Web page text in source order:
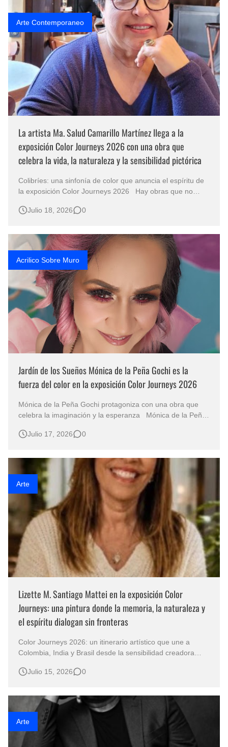
Arte Contemporaneo
La artista Ma. Salud Camarillo Martínez llega a la
exposición Color Journeys 2026 con una obra que
celebra la vida, la naturaleza y la sensibilidad pictórica
Colibríes: una sinfonía de color que anuncia el espíritu de
la exposición Color Journeys 2026 Hay obras que no
Basta una composición equilibrada, un dominio sensible
despertar emociones que p…
Julio 18, 2026 0
Acrilico Sobre Muro
Jardín de los Sueños Mónica de la Peña Gochi es la
fuerza del color en la exposición Color Journeys 2026
Mónica de la Peña Gochi protagoniza con una obra que
celebra la imaginación y la esperanza Mónica de la Peña
desde México hacia India, Brasil y Colombia Hay obras que
transforman el a…
Julio 17, 2026 0
Arte
Lizette M. Santiago Mattei en la exposición Color
Journeys: una pintura donde la memoria, la naturaleza y
el espíritu dialogan sin fronteras
Color Journeys 2026: un itinerario artístico que une a
Colombia, India y Brasil desde la sensibilidad creadora
más sensibles del arte contemporáneo latinoamericano
Frente a ella…
Julio 15, 2026 0
Arte